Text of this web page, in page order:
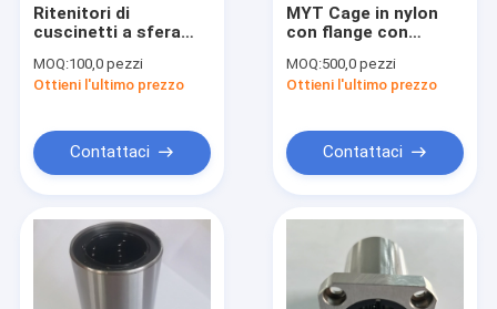
Ritenitori di
cuscinetti a sfera
liscio resistenza
all'usura
MOQ:100,0 pezzi
Ottieni l'ultimo prezzo
Contattaci
MYT Cage in nylon
con flange con
alta resistenza alla
corrosione
MOQ:500,0 pezzi
Ottieni l'ultimo prezzo
Contattaci